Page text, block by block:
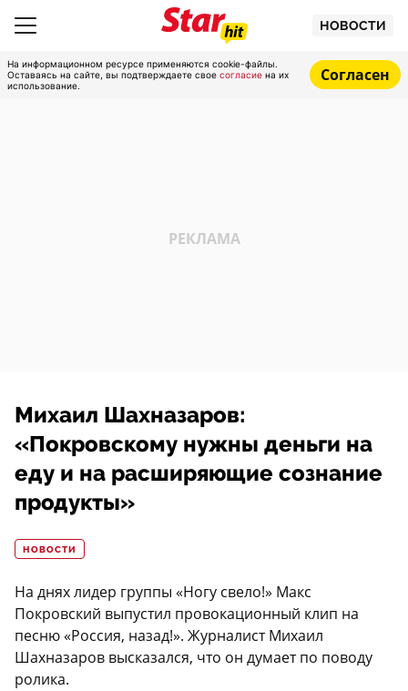
НОВОСТИ
На информационном ресурсе применяются cookie-файлы.
Оставаясь на сайте, вы подтверждаете свое согласие на их
использование.
Согласен
Михаил Шахназаров:
«Покровскому нужны деньги на
еду и на расширяющие сознание
продукты»
НОВОСТИ
На днях лидер группы «Ногу свело!» Макс
Покровский выпустил провокационный клип на
песню «Россия, назад!». Журналист Михаил
Шахназаров высказался, что он думает по поводу
ролика.